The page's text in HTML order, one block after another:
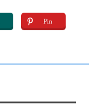
Pin